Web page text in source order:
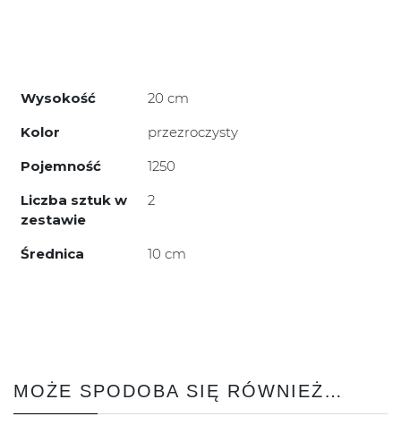
Wysokość
20 cm
Kolor
przezroczysty
Pojemność
1250
Liczba sztuk w
zestawie
2
Średnica 10 cm
MOŻE SPODOBA SIĘ RÓWNIEŻ…